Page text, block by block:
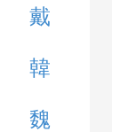
戴
韓
魏